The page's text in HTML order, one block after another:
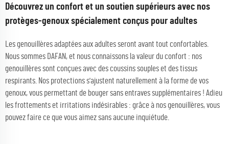
Découvrez un confort et un soutien supérieurs avec nos
protèges-genoux spécialement conçus pour adultes
Les genouillères adaptées aux adultes seront avant tout confortables.
Nous sommes DAFAN, et nous connaissons la valeur du confort : nos
genouillères sont conçues avec des coussins souples et des tissus
respirants. Nos protections s'ajustent naturellement à la forme de vos
genoux, vous permettant de bouger sans entraves supplémentaires ! Adieu
les frottements et irritations indésirables : grâce à nos genouillères, vous
pouvez faire ce que vous aimez sans aucune inquiétude.